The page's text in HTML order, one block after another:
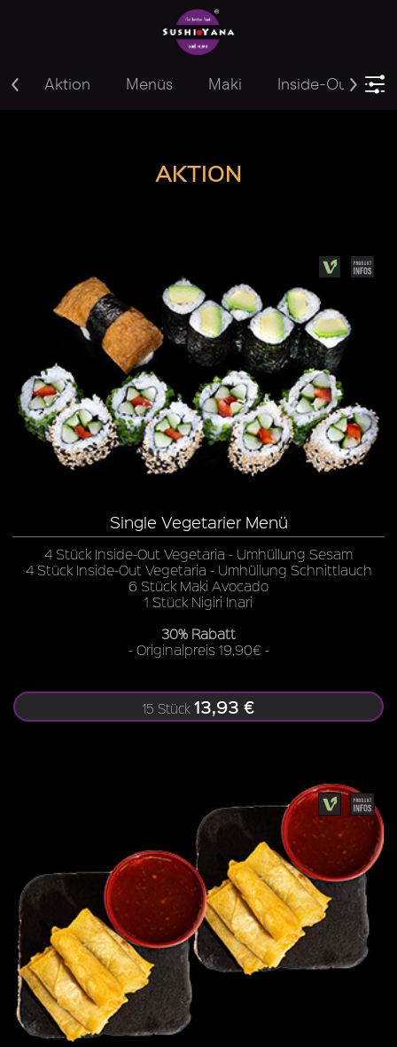
Aktion Menüs Maki Inside-Out
AKTION
Single Vegetarier Menü
4 Stück Inside-Out Vegetaria - Umhüllung Sesam
4 Stück Inside-Out Vegetaria - Umhüllung Schnittlauch
6 Stück Maki Avocado
1 Stück Nigiri Inari
30% Rabatt
- Originalpreis 19,90€ -
15 Stück 13,93 €